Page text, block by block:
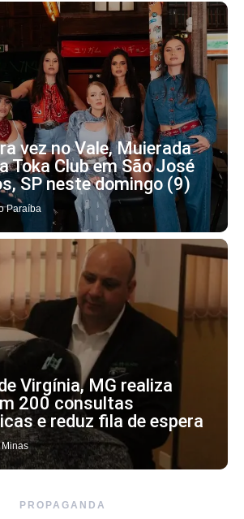
vez no Vale, Muierada
Toka Club em São José
SP neste domingo (9)
Paraíba
Virgínia, MG realiza
200 consultas
e reduz fila de espera
PROPAGANDA